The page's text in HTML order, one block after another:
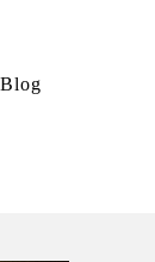
Blog